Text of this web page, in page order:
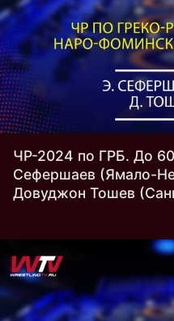
ЧР-2024 по ГРБ. До
Сефершаев (Ямало-
Довуджон Тошев